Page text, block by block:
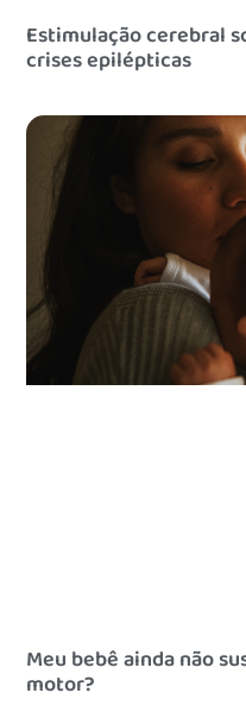
Estimulação cerebral
crises epilépticas
Meu bebê ainda não
motor?